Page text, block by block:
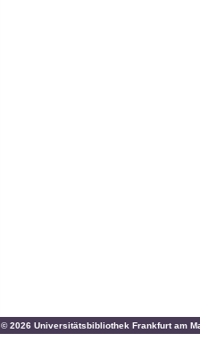
© 2026 Universitätsbibliothek Frankfurt am